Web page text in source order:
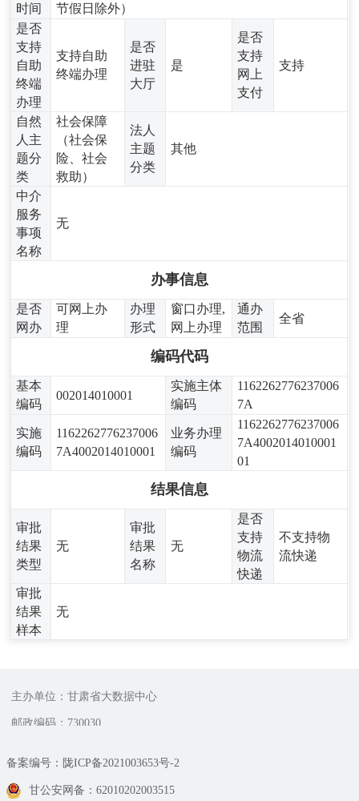
时间
节假日除外）
是否
支持
自助
终端
办理
支持自助
终端办理
是否
进驻
大厅
是
是否
支持
网上
支付
支持
自然
人主
题分
类
社会保障
（社会保
险、社会
救助）
法人
主题
分类
其他
中介
服务
事项
名称
无
办事信息
是否
网办
可网上办
理
办理
形式
窗口办理,
网上办理
通办
范围
全省
编码代码
基本
编码
002014010001
实施主体
编码
1162262776237006
7A
实施
编码
1162262776237006
7A4002014010001
业务办理
编码
1162262776237006
7A4002014010001
01
结果信息
审批
结果
类型
无
审批
结果
名称
无
是否
支持
物流
快递
不支持物
流快递
审批
结果
样本
无
主办单位：甘肃省大数据中心
邮政编码：730030
备案编号：陇ICP备2021003653号-2
甘公安网备：62010202003515